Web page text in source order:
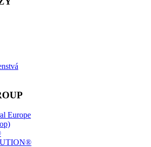
Europe